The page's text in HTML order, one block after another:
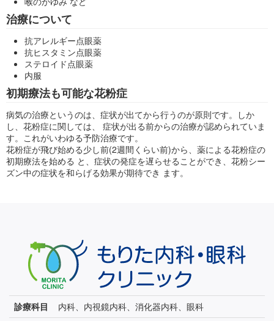
治療について
抗アレルギー点眼薬
抗ヒスタミン点眼薬
ステロイド点眼薬
内服
初期療法も可能な花粉症
病気の治療というのは、症状が出てから行うのが原則です。しか
し、花粉症に関しては、 症状が出る前からの治療が認められていま
す。これがいわゆる予防治療です。
花粉症が飛び始める少し前(2週間くらい前)から、薬による花粉症の
初期療法を始める と、症状の発症を遅らせることができ、花粉シー
ズン中の症状を和らげる効果が期待でき ます。
診療科目
内科、内視鏡内科、消化器内科、眼科